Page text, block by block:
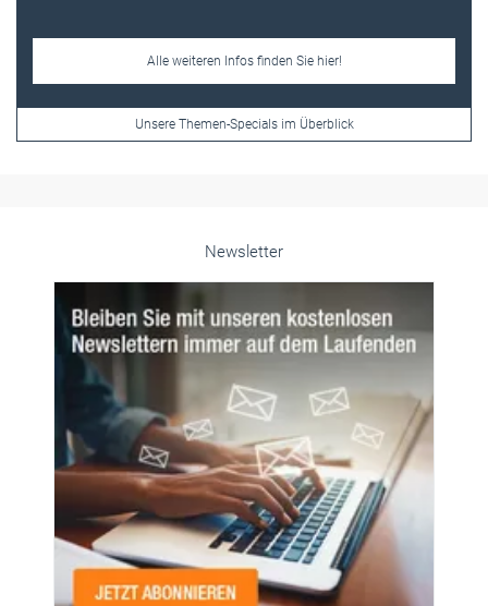
Alle weiteren Infos finden Sie hier!
Unsere Themen-Specials im Überblick
Newsletter